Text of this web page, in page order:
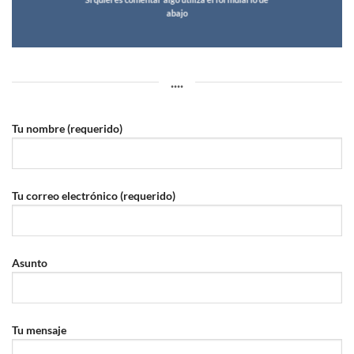
abajo
....
Tu nombre (requerido)
Tu correo electrónico (requerido)
Asunto
Tu mensaje